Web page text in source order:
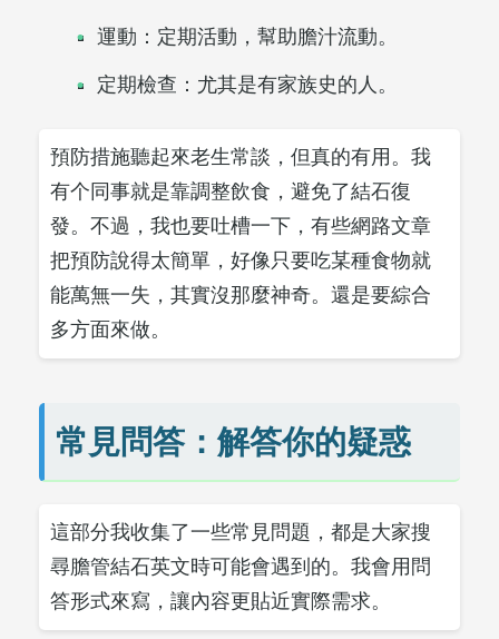
運動：定期活動，幫助膽汁流動。
定期檢查：尤其是有家族史的人。
預防措施聽起來老生常談，但真的有用。我
有个同事就是靠調整飲食，避免了結石復
發。不過，我也要吐槽一下，有些網路文章
把預防說得太簡單，好像只要吃某種食物就
能萬無一失，其實沒那麼神奇。還是要綜合
多方面來做。
常見問答：解答你的疑惑
這部分我收集了一些常見問題，都是大家搜
尋膽管結石英文時可能會遇到的。我會用問
答形式來寫，讓內容更貼近實際需求。